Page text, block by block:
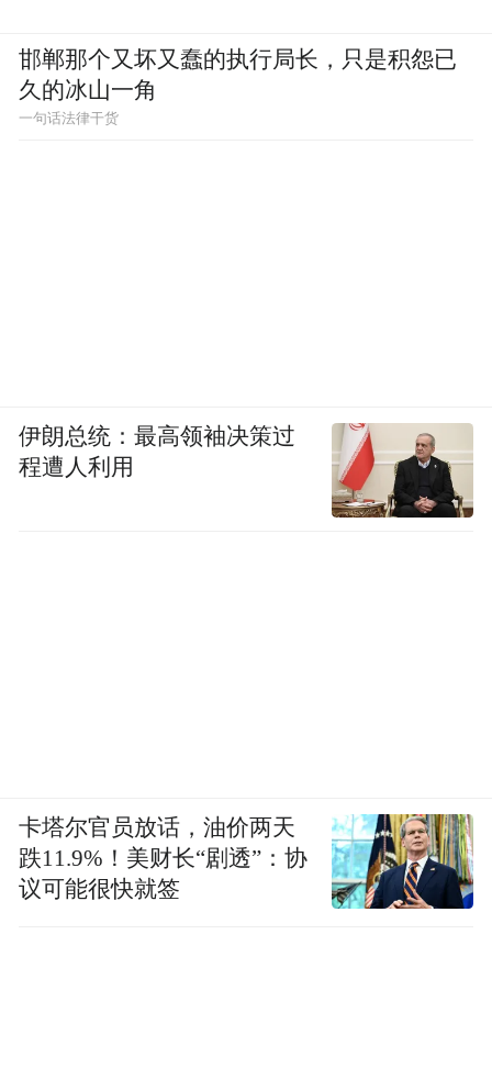
邯郸那个又坏又蠢的执行局长，只是积怨已
久的冰山一角
一句话法律干货
伊朗总统：最高领袖决策过
程遭人利用
卡塔尔官员放话，油价两天
跌11.9%！美财长“剧透”：协
议可能很快就签